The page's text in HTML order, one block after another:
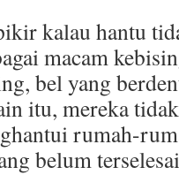
kalau hantu
macam
bel yang
itu, mereka
rumah-
belum